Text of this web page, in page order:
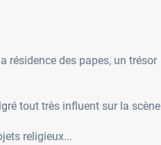
résidence des papes, un trésor
tout très influent sur la scène
religieux...